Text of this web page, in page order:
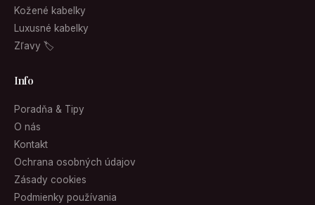
Kožené kabelky
Luxusné kabelky
Zľavy 🏷
Info
Poradňa & Tipy
O nás
Kontakt
Ochrana osobných údajov
Zásady cookies
Podmienky používania